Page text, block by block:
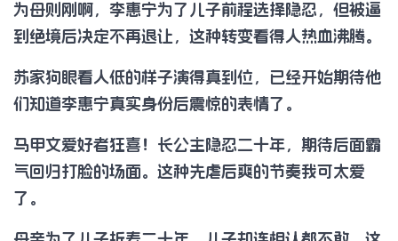
为母则刚啊，李惠宁为了儿子前程选择隐忍，但被逼
到绝境后决定不再退让，这种转变看得人热血沸腾。
苏家狗眼看人低的样子演得真到位，已经开始期待他
们知道李惠宁真实身份后震惊的表情了。
马甲文爱好者狂喜！长公主隐忍二十年，期待后面霸
气回归打脸的场面。这种先虐后爽的节奏我可太爱
了。